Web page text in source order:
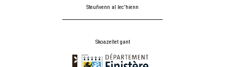
Steuñvenn al lec'hienn
Skoazellet gant